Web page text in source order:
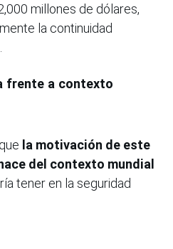
millones de dólares,
la continuidad
frente a contexto
la motivación de este
del contexto mundial
tener en la seguridad